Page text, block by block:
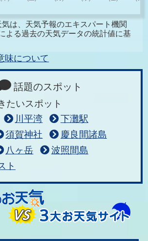
は、天気予報のエキスパート機関
よる過去の天気データの統計値に基
味について
話題のスポット
たいスポット
川平湾
下灘駅
須賀神社
慶良間諸島
八ヶ岳
波照間島
ト